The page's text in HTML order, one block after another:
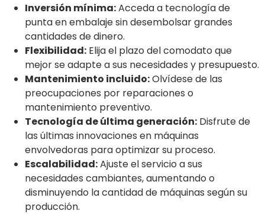
Inversión mínima:Acceda a tecnología de
punta en embalaje sin desembolsar grandes
cantidades de dinero.
Flexibilidad: Elija el plazo del comodato que
mejor se adapte a sus necesidades y presupuesto.
Mantenimiento incluido:Olvídese de las
preocupaciones por reparaciones o
mantenimiento preventivo.
Tecnología de última generación: Disfrute de
las últimas innovaciones en máquinas
envolvedoras para optimizar su proceso.
Escalabilidad:Ajuste el servicio a sus
necesidades cambiantes, aumentando o
disminuyendo la cantidad de máquinas según su
producción.